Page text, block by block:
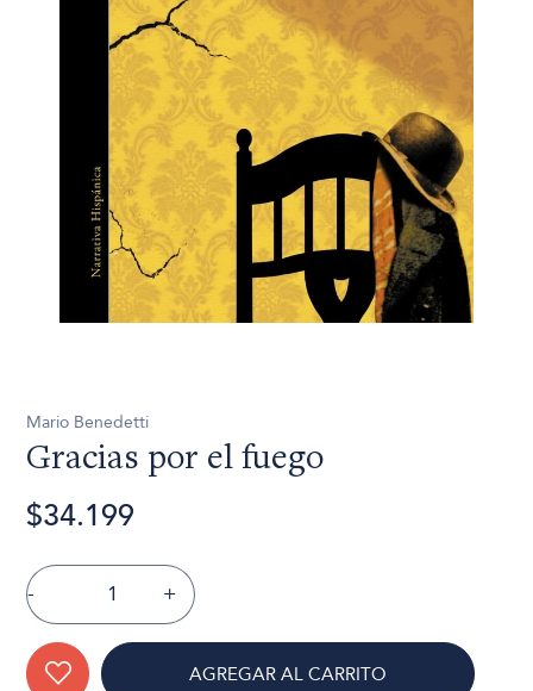
Mario Benedetti
Gracias por el fuego
$34.199
- +
AGREGAR AL CARRITO